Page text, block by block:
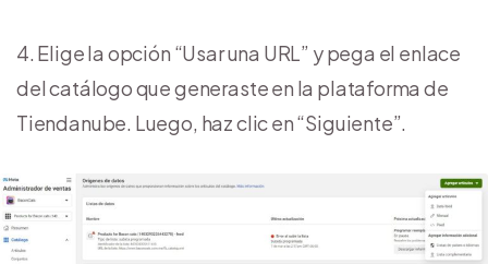
4. Elige la opción “Usar una URL” y pega el enlace
del catálogo que generaste en la plataforma de
Tiendanube. Luego, haz clic en “Siguiente”.